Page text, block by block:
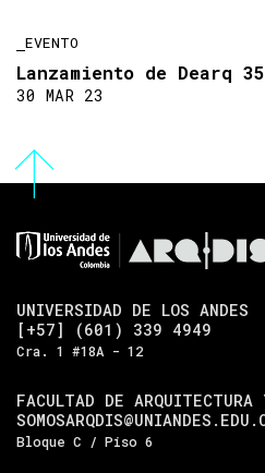
EVENTO
Lanzamiento de Dearq 35
30 MAR 23
UNIVERSIDAD DE LOS ANDES
[+57] (601) 339 4949
Cra. 1 #18A - 12
FACULTAD DE ARQUITECTURA
Bloque C / Piso 6